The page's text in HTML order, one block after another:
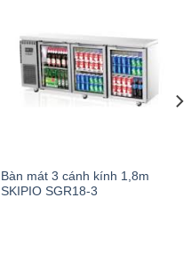
Bàn mát 3 cánh kính 1,8m
SKIPIO SGR18-3